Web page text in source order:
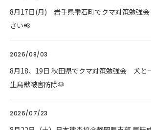
8月17日(月) 岩手県雫石町でクマ対策勉強
さい📢
2026/08/03
8月18、19日 秋田県でクマ対策勉強会 犬と
生鳥獣被害防除🐶
2026/07/23